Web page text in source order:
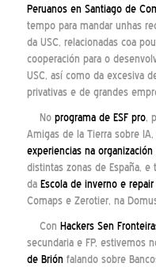
Peruanos en Santiago de
tempo para mandar unhas
da USC, relacionadas coa
cooperación para o
USC, así como da excesiva
privativas e de grandes
No programa de ESF pro,
Amigas de la Tierra sobre
experiencias na organización
distintas zonas de España,
da Escola de inverno e repair
Comaps e Zerotier, na
Con Hackers Sen
secundaria e FP, estivemos
de Briónfalando sobre